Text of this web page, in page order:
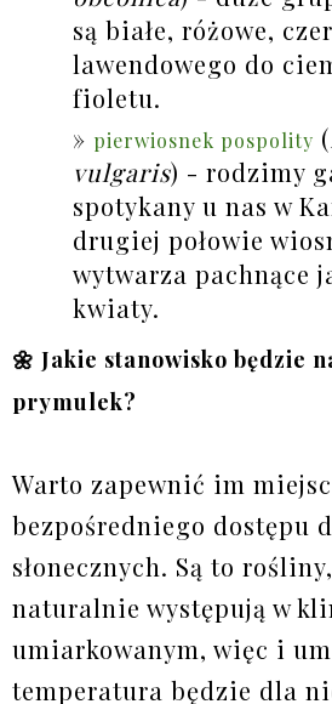
są białe, różowe,
lawendowego do
fioletu.
pierwiosnek pospolity (
vulgaris) - rodzimy
spotykany u nas w
drugiej połowie
wytwarza pachnące
kwiaty.
🌼 Jakie stanowisko będzie
prymulek?
Warto zapewnić im
bezpośredniego dostępu
słonecznych. Są to
naturalnie występują w
umiarkowanym, więc i
temperatura będzie dla